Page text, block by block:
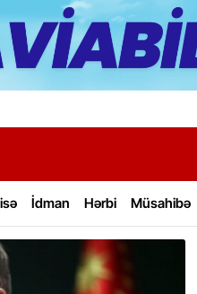
İdman Hərbi Müsahibə